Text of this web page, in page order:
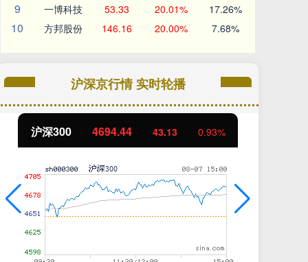
9 一博科技 53.33 20.01% 17.26%
10 方邦股份 146.16 20.00% 7.68%
沪深京行情 实时轮播
0.93% 北证50 1134.24